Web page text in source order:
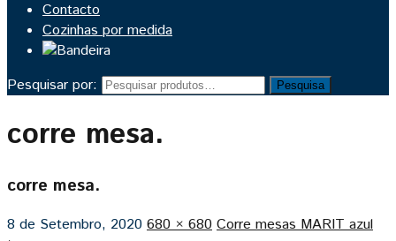
Contacto
Cozinhas por medida
Pesquisar por: Pesquisa
corre mesa.
corre mesa.
8 de Setembro, 2020 680 × 680 Corre mesas MARIT azul